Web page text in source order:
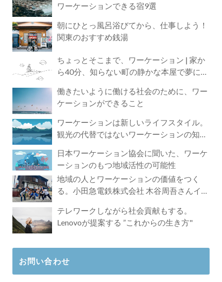
ワーケーションできる宿9選
朝にひとっ風呂浴びてから、仕事しよう！
関東のおすすめ銭湯
ちょっとそこまで、ワーケーション | 家か
ら40分、知らない町の静かな本屋で夢に近
働きたいように働ける社会のために、ワー
ケーションができること
ワーケーションは新しいライフスタイル。
観光の代替ではないワーケーションの知ら
日本ワーケーション協会に聞いた、ワーケ
ーションのもつ地域活性の可能性
地域の人とワーケーションの価値をつく
る。小田急電鉄株式会社 木谷周吾さんイン
テレワークしながら社会貢献もする。
Lenovoが提案する ”これからの生き方"
お問い合わせ